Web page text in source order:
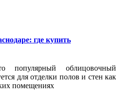
где купить
популярный облицовочный
для отделки полов и стен как
помещениях